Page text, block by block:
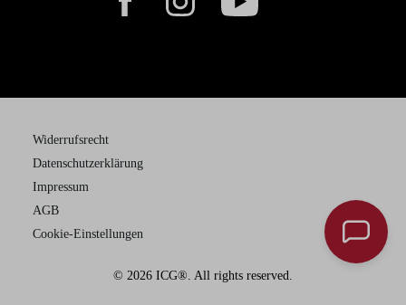
Widerrufsrecht
Datenschutzerklärung
Impressum
AGB
Cookie-Einstellungen
© 2026 ICG®. All rights reserved.